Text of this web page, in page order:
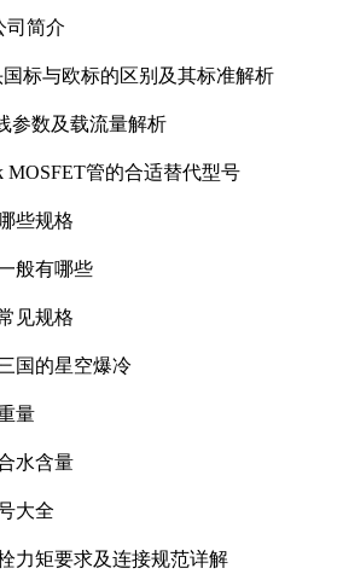
司简介
国标与欧标的区别及其标准解析
参数及载流量解析
MOSFET管的合适替代型号
些规格
般有哪些
见规格
国的星空爆冷
量
水含量
大全
力矩要求及连接规范详解